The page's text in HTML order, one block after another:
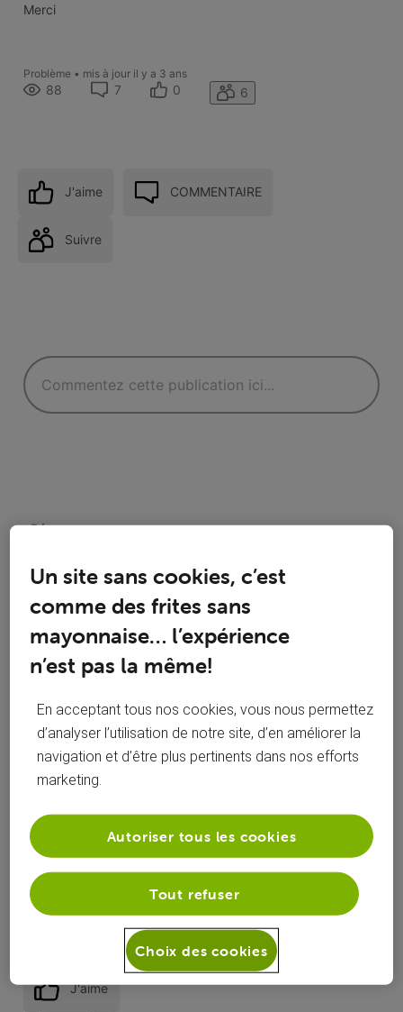
Merci
Problème • mis à jour il y a 3 ans
88 7 0 6
J'aime COMMENTAIRE
Suivre
Réponses
Oldest First
Selected
FirstKevin P
Officiel VOO•2K messages
il y a 3 ans
Pourriez-vous ajouter le numéro de client de votre maman
dans votre profil svp ? Nous allons voir cela ensemble. Merci
:)
J'aime
Un site sans cookies, c’est
comme des frites sans
mayonnaise… l’expérience
n’est pas la même!
En acceptant tous nos cookies, vous nous permettez
d’analyser l’utilisation de notre site, d’en améliorer la
navigation et d’être plus pertinents dans nos efforts
marketing.
Tout refuser
Autoriser tous les cookies
Choix des cookies